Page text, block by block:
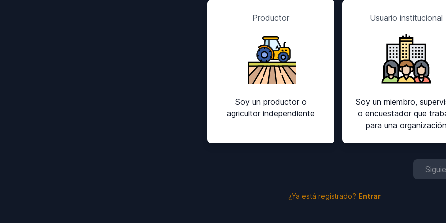
Productor
Soy un productor o
agricultor independiente
Usuario institucional
Soy un miembro,
o encuestador que
para una organización
¿Ya está registrado? Entrar